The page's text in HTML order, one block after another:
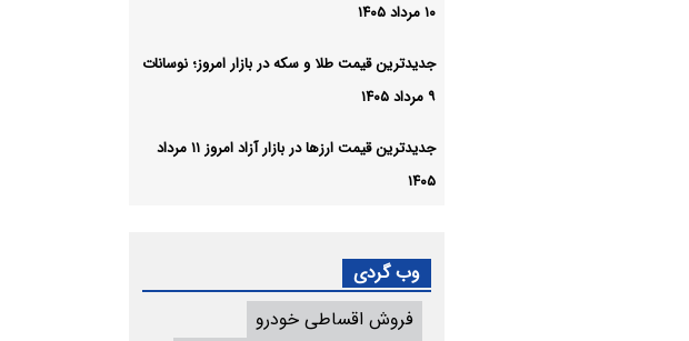
۱۰ مرداد ۱۴۰۵
جدیدترین قیمت طلا و سکه در بازار امروز؛ نوسانات
۹ مرداد ۱۴۰۵
جدیدترین قیمت ارزها در بازار آزاد امروز ۱۱ مرداد
۱۴۰۵
وب گردی
فروش اقساطی خودرو